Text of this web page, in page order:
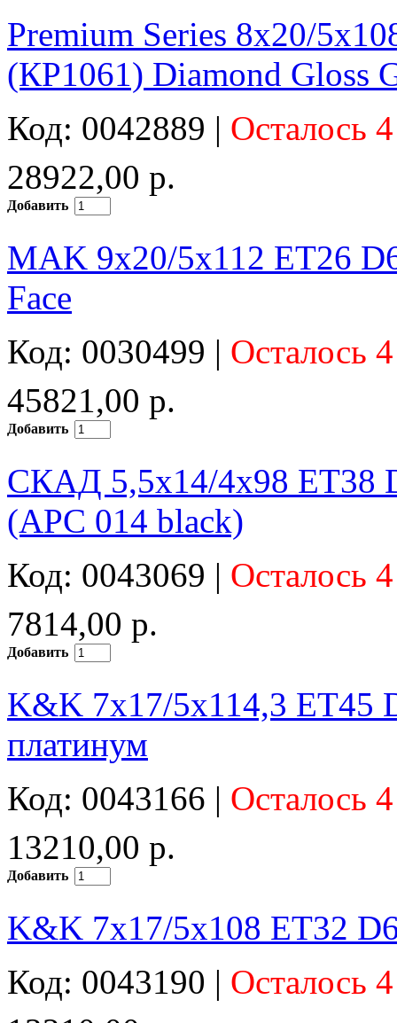
Premium Series 8x20/
(КР1061) Diamond Gloss
Код: 0042889 | Осталось
28922,00 р.
Добавить
MAK 9x20/5x112 ET26
Face
Код: 0030499 | Осталось
45821,00 р.
Добавить
СКАД 5,5x14/4x98 ET38
(АРС 014 black)
Код: 0043069 | Осталось
7814,00 р.
Добавить
K&K 7x17/5x114,3
платинум
Код: 0043166 | Осталось
13210,00 р.
Добавить
K&K 7x17/5x108 ET32
Код: 0043190 | Осталось